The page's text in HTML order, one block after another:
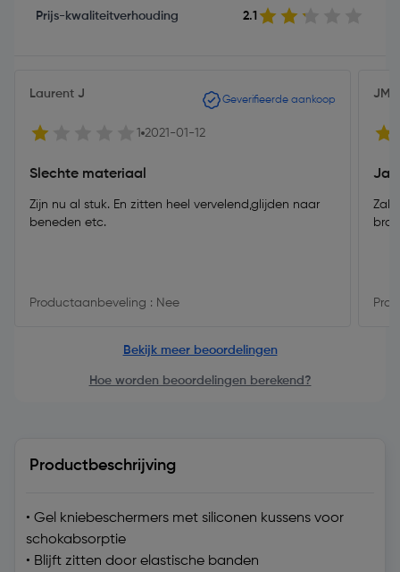
Prijs-kwaliteitverhouding 2.1
Laurent J Geverifieerde aankoop
1 2021-01-12
Slechte materiaal
Zijn nu al stuk. En zitten heel vervelend,glijden naar
beneden etc.
Productaanbeveling : Nee
Bekijk meer beoordelingen
Hoe worden beoordelingen berekend?
Productbeschrijving
• Gel kniebeschermers met siliconen kussens voor
schokabsorptie
• Blijft zitten door elastische banden